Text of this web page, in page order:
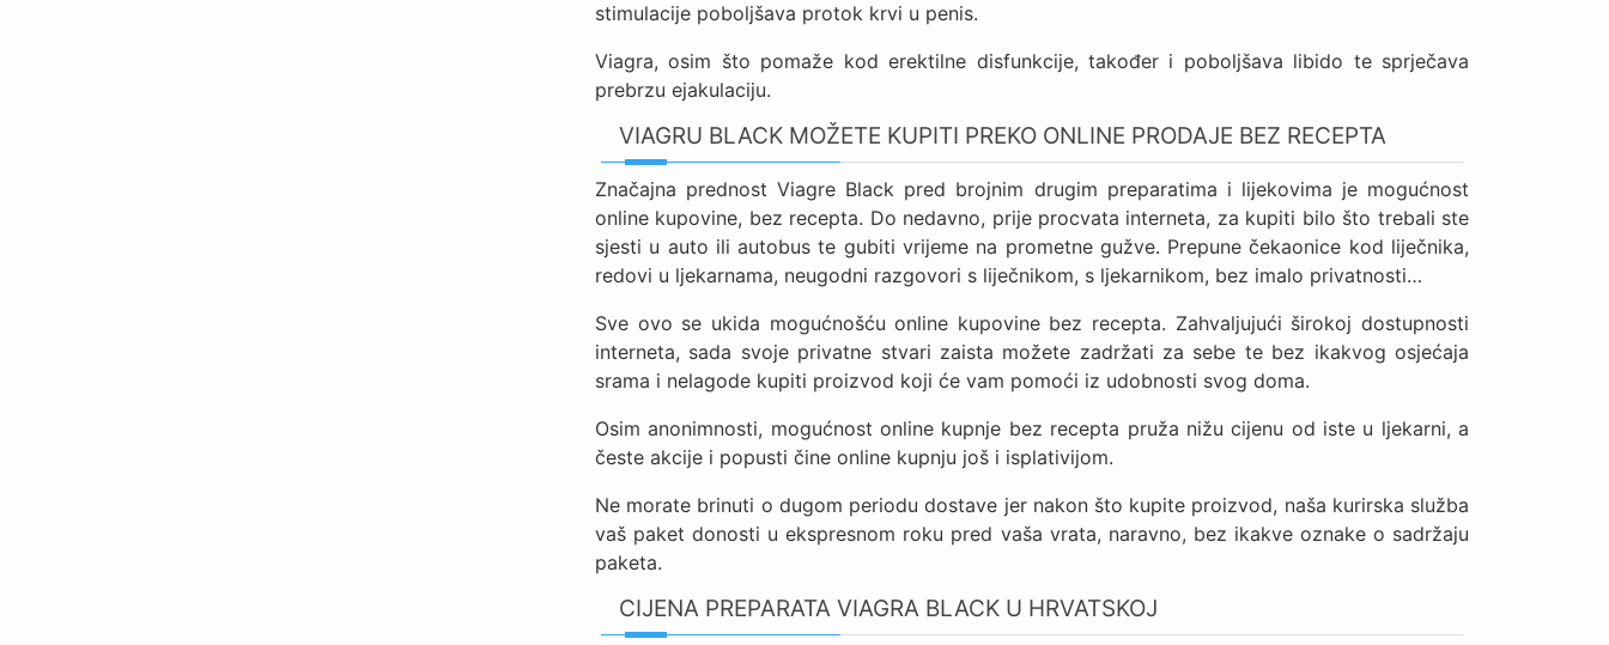
stimulacije poboljšava protok krvi u penis.
Viagra, osim što pomaže kod erektilne disfunkcije, također i poboljšava libido te sprječava
prebrzu ejakulaciju.
VIAGRU BLACK MOŽETE KUPITI PREKO ONLINE PRODAJE BEZ RECEPTA
Značajna prednost Viagre Black pred brojnim drugim preparatima i lijekovima je mogućnost
online kupovine, bez recepta. Do nedavno, prije procvata interneta, za kupiti bilo što trebali ste
sjesti u auto ili autobus te gubiti vrijeme na prometne gužve. Prepune čekaonice kod liječnika,
redovi u ljekarnama, neugodni razgovori s liječnikom, s ljekarnikom, bez imalo privatnosti…
Sve ovo se ukida mogućnošću online kupovine bez recepta. Zahvaljujući širokoj dostupnosti
interneta, sada svoje privatne stvari zaista možete zadržati za sebe te bez ikakvog osjećaja
srama i nelagode kupiti proizvod koji će vam pomoći iz udobnosti svog doma.
Osim anonimnosti, mogućnost online kupnje bez recepta pruža nižu cijenu od iste u ljekarni, a
česte akcije i popusti čine online kupnju još i isplativijom.
Ne morate brinuti o dugom periodu dostave jer nakon što kupite proizvod, naša kurirska služba
vaš paket donosti u ekspresnom roku pred vaša vrata, naravno, bez ikakve oznake o sadržaju
paketa.
CIJENA PREPARATA VIAGRA BLACK U HRVATSKOJ